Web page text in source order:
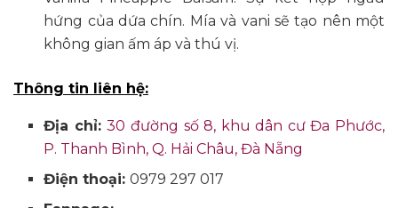
hứng của dứa chín. Mía và vani sẽ tạo nên một
không gian ấm áp và thú vị.
Thông tin liên hệ:
Địa chỉ:30 đường số 8, khu dân cư Đa Phước,
P. Thanh Bình, Q. Hải Châu, Đà Nẵng
Điện thoại:0979 297 017